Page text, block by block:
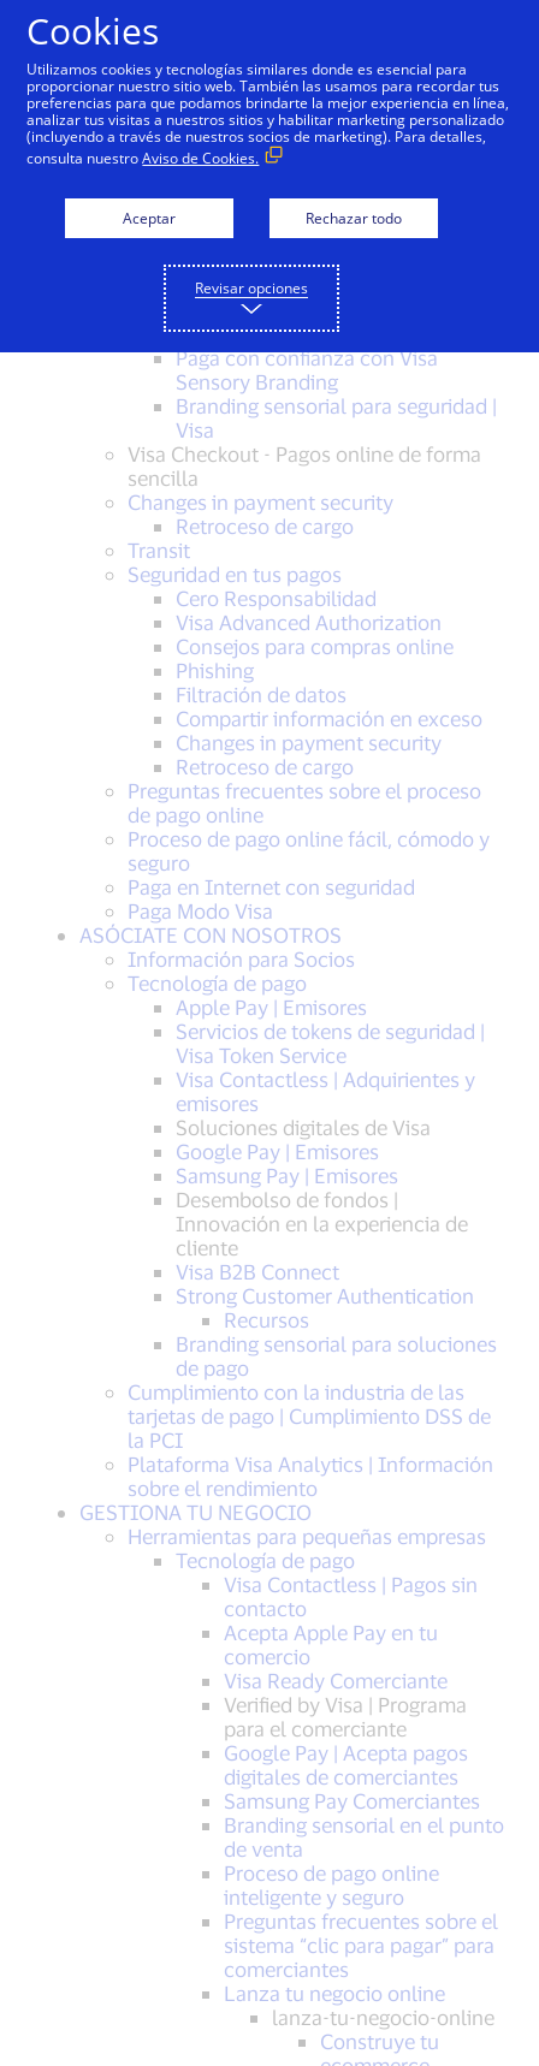
Sitemap
Visa, líder de confianza en pagos digitales
Historias de éxito
Pagos Moviles
Visa Contactless | aplicación
Contactless
Google Pay | Aplicación de pago
con tarjetas de crédito y débito
Pagos móviles | Paga con el móvil
Paga con confianza con Visa
Sensory Branding
Branding sensorial para seguridad |
Visa
Visa Checkout - Pagos online de forma
sencilla
Changes in payment security
Retroceso de cargo
Transit
Seguridad en tus pagos
Cero Responsabilidad
Visa Advanced Authorization
Consejos para compras online
Phishing
Filtración de datos
Compartir información en exceso
Changes in payment security
Retroceso de cargo
Preguntas frecuentes sobre el proceso
de pago online
Proceso de pago online fácil, cómodo y
seguro
Paga en Internet con seguridad
Paga Modo Visa
ASÓCIATE CON NOSOTROS
Información para Socios
Tecnología de pago
Apple Pay | Emisores
Servicios de tokens de seguridad |
Visa Token Service
Visa Contactless | Adquirientes y
emisores
Soluciones digitales de Visa
Google Pay | Emisores
Samsung Pay | Emisores
Desembolso de fondos |
Innovación en la experiencia de
cliente
Visa B2B Connect
Strong Customer Authentication
Recursos
Branding sensorial para soluciones
de pago
Cumplimiento con la industria de las
tarjetas de pago | Cumplimiento DSS de
la PCI
Plataforma Visa Analytics | Información
sobre el rendimiento
GESTIONA TU NEGOCIO
Herramientas para pequeñas empresas
Tecnología de pago
Visa Contactless | Pagos sin
contacto
Acepta Apple Pay en tu
comercio
Visa Ready Comerciante
Verified by Visa | Programa
para el comerciante
Google Pay | Acepta pagos
digitales de comerciantes
Samsung Pay Comerciantes
Branding sensorial en el punto
de venta
Proceso de pago online
inteligente y seguro
Preguntas frecuentes sobre el
sistema “clic para pagar” para
comerciantes
Lanza tu negocio online
lanza-tu-negocio-online
Construye tu
Cookies
Utilizamos cookies y tecnologías similares donde es esencial para
proporcionar nuestro sitio web. También las usamos para recordar tus
preferencias para que podamos brindarte la mejor experiencia en línea,
analizar tus visitas a nuestros sitios y habilitar marketing personalizado
(incluyendo a través de nuestros socios de marketing). Para detalles,
consulta nuestroAviso de Cookies.
Aceptar Rechazar todo
Revisar opciones